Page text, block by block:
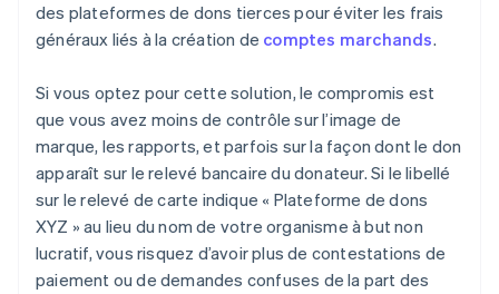
des plateformes de dons tierces pour éviter les frais
généraux liés à la création de comptes marchands.
Si vous optez pour cette solution, le compromis est
que vous avez moins de contrôle sur l’image de
marque, les rapports, et parfois sur la façon dont le don
apparaît sur le relevé bancaire du donateur. Si le libellé
sur le relevé de carte indique « Plateforme de dons
XYZ » au lieu du nom de votre organisme à but non
lucratif, vous risquez d’avoir plus de contestations de
paiement ou de demandes confuses de la part des